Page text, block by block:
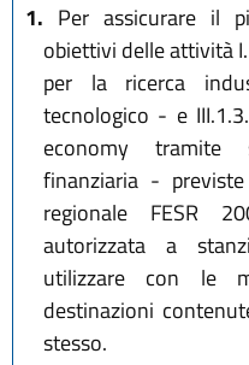
1. Per assicurare il
obiettivi delle attività
per la ricerca
tecnologico - e
economy tramite
finanziaria -
regionale FESR
autorizzata a
utilizzare con le
destinazioni
stesso.